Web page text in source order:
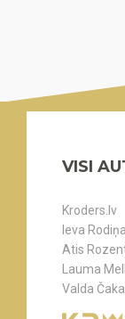
VISI
Kroders.lv
Ieva Rodiņa
Atis
Lauma
Valda